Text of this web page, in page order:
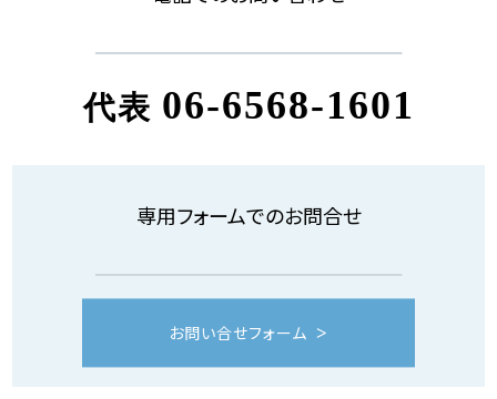
代表 06-6568-1601
専用フォームでのお問合せ
お問い合せフォーム